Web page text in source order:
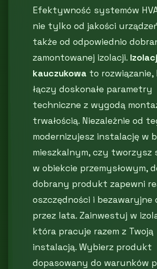
Efektywność systemów
nie tylko od jakości
także od odpowiednio
zamontowanej izolacji.
kauczukowa to rozwiązanie,
łączy doskonałe parametry
techniczne z wygodą
trwałością. Niezależnie od
modernizujesz instalację w
mieszkalnym, czy tworzysz
w obiekcie przemysłowym,
dobrany produkt zapewni
oszczędności i bezawaryjne
przez lata. Zainwestuj w
która pracuje razem z Twoją
instalacją. Wybierz produkt
dopasowany do warunków